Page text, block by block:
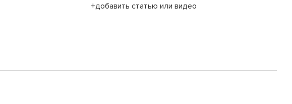
+добавить статью или видео